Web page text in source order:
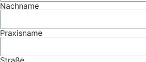
Nachname
Praxisname
Straße